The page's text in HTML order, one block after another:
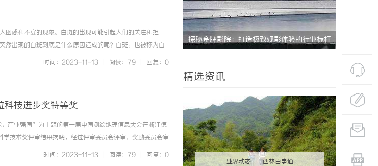
困惑和不安的现象。白斑的出现可能引起人们的关注和担
然出现的白斑到底是什么原因造成的呢？白斑，也被称为白
胞（也称为黑色素细胞）的损失或功能障碍导致的。这些
时间：2023-11-13 阅读：79 回复：0
技进步奖特等奖
产业强国”为主题的第一届中国测绘地理信息大会在浙江德
技术奖评审结果揭晓，经过评审委员会评审，奖励委员会审
公司（以下简称“华大北斗”）等国内优势产学研单位共同
时间：2023-11-13 阅读：79 回复：0
文化 探秘金牌影院：打造极致观影体验的行业标杆 武汉配眼镜 上海配眼镜
精选资讯
业界动态 西林百事通